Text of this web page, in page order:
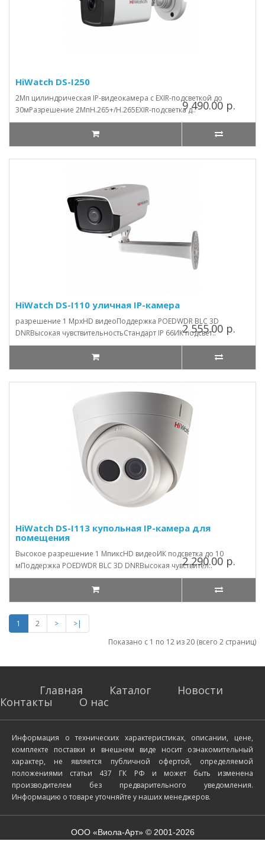
HiWatch DS-I250
2Мп цилиндрическая IP-видеокамера с EXIR-подсветкой до
30мРазрешение 2МпH.265+/H.265EXIR-подсветка д..9 490.00 р.
HiWatch DS-I110 уличная IP-камера
разрешение 1 MpxHD видеоПоддержка POEDWDR BLC 3D
DNRВысокая чувствительностьСтандарт IP 66ИК подсвет..
2 555.00 р.
HiWatch DS-I113 купольная IP-камера для
помещения
Высокое разрешение 1 МпиксHD видеоИК подсветка до 10
мПоддержка POEDWDR BLC 3D DNRВысокая чувствител..
2 290.00 р.
1 2 >
>|
Показано с 1 по 12 из 20 (всего 2 страниц)
Главная Каталог
Новости
Контакты
О нас
Информация о технических характеристиках, описании, цене,
комплекте поставки и внешнем виде носит ознакомительный
характер, не является публичной офертой, определяемой
положениями статьи 437 ГК РФ и может быть изменена
производителем без предварительного уведомления.
Информацию о товаре уточняйте у наших менеджеров.
ООО «Виола-Арт» © 2001-2026